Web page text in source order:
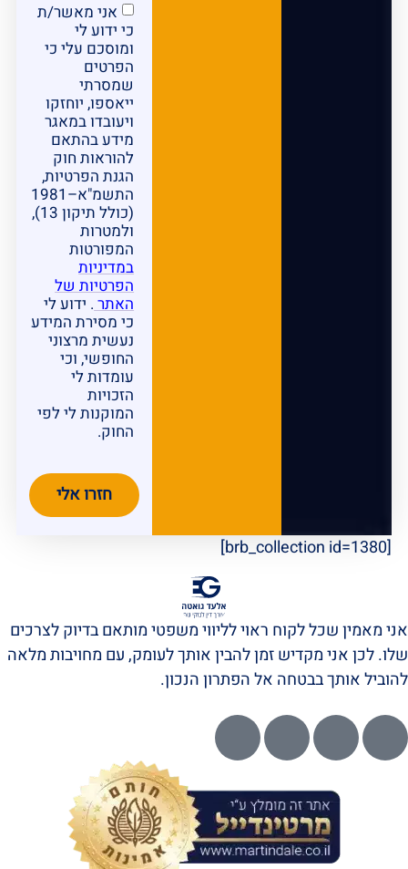
אני מאשר/ת
כי ידוע לי
ומוסכם עלי כי
הפרטים
שמסרתי
ייאספו, יוחזקו
ויעובדו במאגר
מידע בהתאם
להוראות חוק
הגנת הפרטיות,
התשמ"א–1981
(כולל תיקון 13),
ולמטרות
המפורטות
במדיניות
הפרטיות של
האתר. ידוע לי
כי מסירת המידע
נעשית מרצוני
החופשי, וכי
עומדות לי
הזכויות
המוקנות לי לפי
החוק.
חזרו אלי
[brb_collection id=1380]
אני מאמין שכל לקוח ראוי לליווי משפטי מותאם בדיוק לצרכים
שלו. לכן אני מקדיש זמן להבין אותך לעומק, עם מחויבות מלאה
להוביל אותך בבטחה אל הפתרון הנכון.